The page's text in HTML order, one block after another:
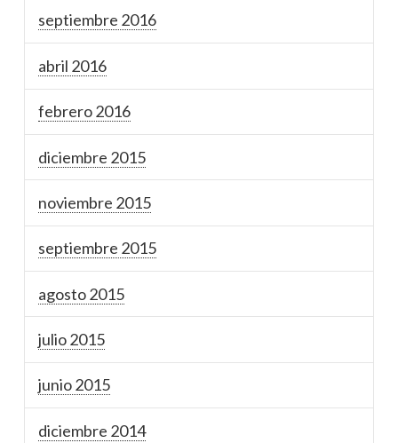
septiembre 2016
abril 2016
febrero 2016
diciembre 2015
noviembre 2015
septiembre 2015
agosto 2015
julio 2015
junio 2015
diciembre 2014